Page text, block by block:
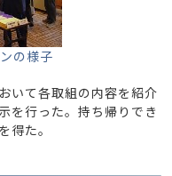
の様子
いて各取組の内容を紹介
を行った。持ち帰りでき
得た。